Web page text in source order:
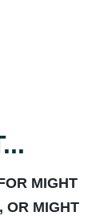
MIGHT
OR MIGHT